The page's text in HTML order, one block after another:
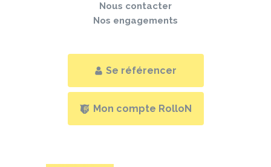
Nous contacter
Nos engagements
Se référencer
Mon compte RolloN